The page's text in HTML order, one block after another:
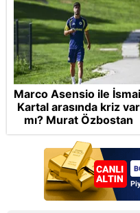
Marco Asensio ile
Kartal arasında kriz var
mı? Murat Özbostan
analiz etti: Egoları da
yönetmelisiniz